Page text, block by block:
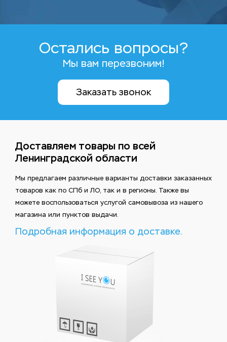
Остались вопросы?
Мы вам перезвоним!
Заказать звонок
Доставляем товары по всей
Ленинградской области
Мы предлагаем различные варианты доставки заказанных
товаров как по СПб и ЛО, так и в регионы. Также вы
можете воспользоваться услугой самовывоза из нашего
магазина или пунктов выдачи.
Подробная информация о доставке.